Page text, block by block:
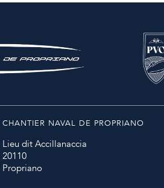
CHANTIER NAVAL DE PROPRIANO
Lieu dit Accillanaccia
20110
Propriano